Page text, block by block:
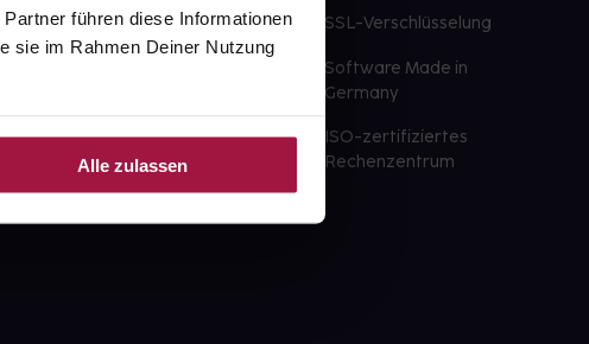
führen diese Informationen
sie im Rahmen Deiner Nutzung
Alle zulassen
Wunschprodukte
abholbereit
Wahl der Apotheke
SSL-Verschlüsselung
Software Made in
Germany
ISO-zertifiziertes
Rechenzentrum